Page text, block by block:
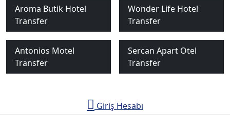
Aroma Butik Hotel
Transfer
Wonder Life Hotel
Transfer
Antonios Motel
Transfer
Sercan Apart Otel
Transfer
Giriş Hesabı